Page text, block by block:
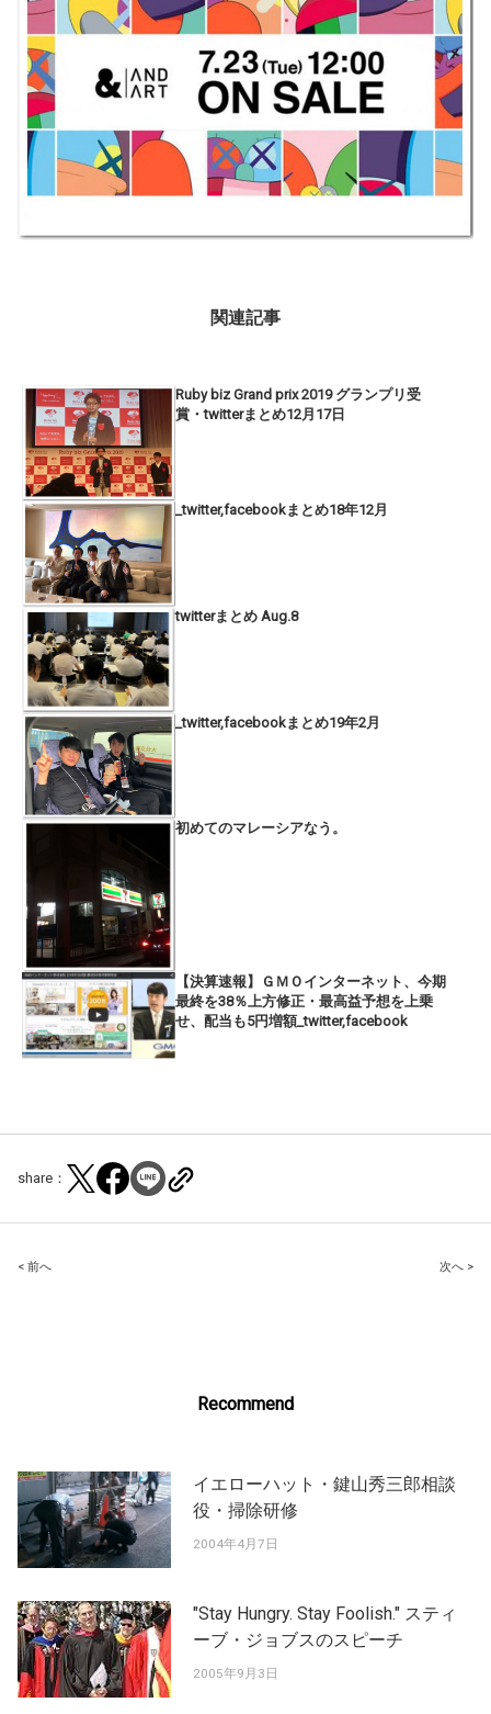
関連記事
Ruby biz Grand prix 2019 グランプリ受
賞・twitterまとめ12月17日
_twitter,facebookまとめ18年12月
twitterまとめ Aug.8
_twitter,facebookまとめ19年2月
初めてのマレーシアなう。
【決算速報】ＧＭＯインターネット、今期
最終を38％上方修正・最高益予想を上乗
せ、配当も5円増額_twitter,facebook
share：
Post
< 前へ 次へ >
Recommend
イエローハット・鍵山秀三郎相談
役・掃除研修
2004年4月7日
"Stay Hungry. Stay Foolish." スティ
ーブ・ジョブスのスピーチ
2005年9月3日